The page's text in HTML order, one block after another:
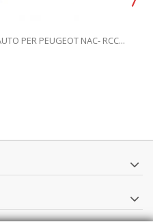
PER PEUGEOT NAC- RCC...